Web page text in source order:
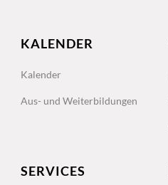
KALENDER
Kalender
Aus- und Weiterbildungen
SERVICES